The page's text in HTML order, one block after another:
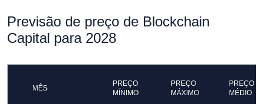
Previsão de preço de Blockchain
Capital para 2028
MÊS
PREÇO
MÍNIMO
PREÇO
MÁXIMO
PREÇO
MÉDIO